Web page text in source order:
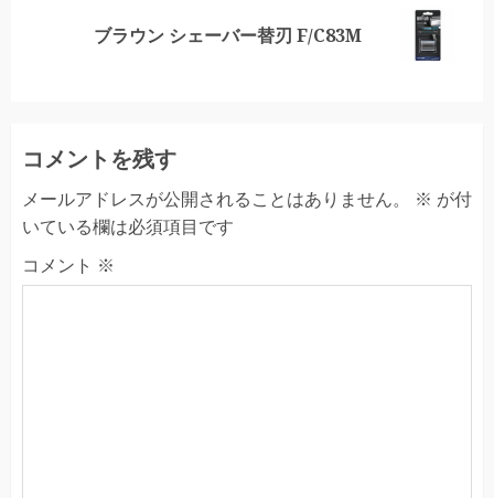
ブラウン シェーバー替刃 F/C83M
コメントを残す
メールアドレスが公開されることはありません。 ※ が付
いている欄は必須項目です
コメント ※